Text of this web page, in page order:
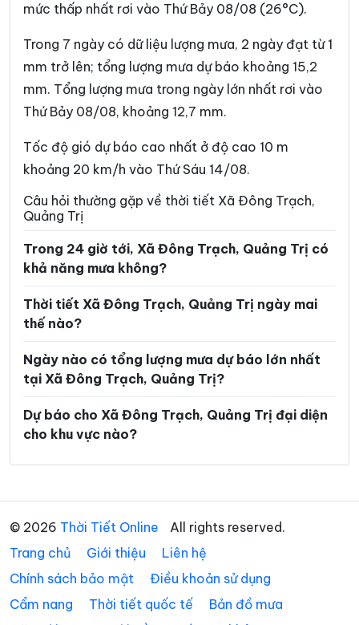
Xã La Lay Xã Lao Bảo
Xã Lệ Ninh Xã Lệ Thủy
Xã Lìa Xã Mỹ Thủy
Xã Nam Ba Đồn Xã Nam Cửa Việt
Xã Nam Gianh Xã Nam Hải Lăng
Xã Nam Trạch Xã Ninh Châu
Xã Phong Nha Xã Phú Trạch
Xã Tà Rụt
Xã Tân Lập Xã Thượng Trạch
Xã Triệu Bình
Xã Triệu Phong Xã Trung Thuần
Xã Trường Ninh Xã Trường Phú
Xã Tuyên Bình Xã Tuyên Hóa
Xã Vĩnh Hoàng Xã Vĩnh Linh
Xã Vĩnh Thủy
mức thấp nhất rơi vào Thứ Bảy 08/08 (26°C).
Trong 7 ngày có dữ liệu lượng mưa, 2 ngày đạt từ 1
mm trở lên; tổng lượng mưa dự báo khoảng 15,2
mm. Tổng lượng mưa trong ngày lớn nhất rơi vào
Thứ Bảy 08/08, khoảng 12,7 mm.
Tốc độ gió dự báo cao nhất ở độ cao 10 m
khoảng 20 km/h vào Thứ Sáu 14/08.
Câu hỏi thường gặp về thời tiết Xã Đông Trạch,
Quảng Trị
Trong 24 giờ tới, Xã Đông Trạch, Quảng Trị có
khả năng mưa không?
Thời tiết Xã Đông Trạch, Quảng Trị ngày mai
thế nào?
Ngày nào có tổng lượng mưa dự báo lớn nhất
tại Xã Đông Trạch, Quảng Trị?
Dự báo cho Xã Đông Trạch, Quảng Trị đại diện
cho khu vực nào?
© 2026 Thời Tiết Online
All rights reserved.
Trang chủ
Giới thiệu
Liên hệ
Chính sách bảo mật
Điều khoản sử dụng
Cẩm nang
Thời tiết quốc tế
Bản đồ mưa